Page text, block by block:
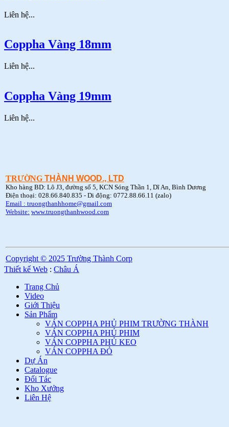
Liên hệ...
Coppha Vàng 18mm
Liên hệ...
Coppha Vàng 19mm
Liên hệ...
TRƯỜNG THÀNH WOOD., LTD
Kho hàng BD: Lô J3, đường số 5, KCN Sóng Thần 1, Dĩ An, Bình Dương
Điện thoại: 028.66.840.835 - Di động: 0772.88.66.11 (zalo)
Email : truongthanhhome@gmail.com
Website: www.truongthanhwood.com
Copyright © 2025 Trường Thành Corp
Thiết kế Web : Châu Á
Trang Chủ
Video
Giới Thiệu
Sản Phẩm
VÁN COPPHA PHỦ PHIM TRƯỜNG THÀNH
VÁN COPPHA PHỦ PHIM
VÁN COPPHA PHỦ KEO
VÁN COPPHA ĐỎ
Dự Án
Catalogue
Đối Tác
Kho Xưởng
Liên Hệ